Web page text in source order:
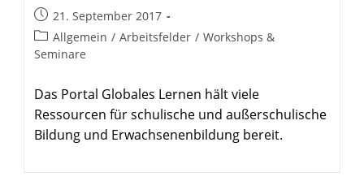
Beitrag
veröffentlicht:
21. September 2017
Beitrags-
Kategorie:
Allgemein / Arbeitsfelder / Workshops &
Seminare
Das Portal Globales Lernen hält viele
Ressourcen für schulische und außerschulische
Bildung und Erwachsenenbildung bereit.